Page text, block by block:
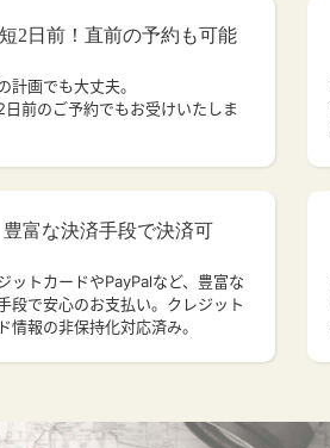
2日前！直前の予約も可能
計画でも大丈夫。
日前のご予約でもお受けいたしま
豊富な決済手段で決済可
ットカードやPayPalなど、豊富な
段で安心のお支払い。クレジット
情報の非保持化対応済み。